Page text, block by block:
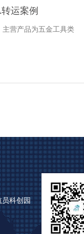
运案例
营产品为五金工具类
员科创园